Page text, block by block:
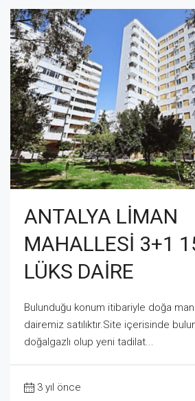
ANTALYA LİMAN
MAHALLESİ 3+1
LÜKS DAİRE
Bulunduğu konum itibariyle doğa
dairemiz satılıktır.Site içerisinde
doğalgazlı olup yeni tadilat...
3 yıl önce